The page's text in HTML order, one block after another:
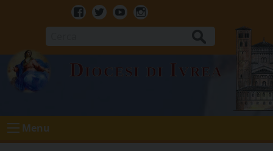
Facebook
TwitterYoutubeInstagram
Diocesi di Ivrea
Menu